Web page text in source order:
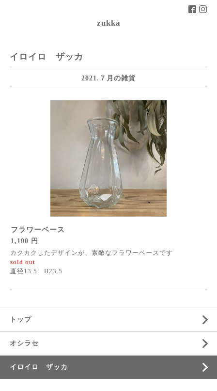
zukka
イロイロ ザッカ
2021.７月の雑貨
フラワーベース
1,100 円
カクカクしたデザインが、素敵なフラワーベースです
sold out
直径13.5 H23.5
トップ
オシラセ
イロイロ ザッカ